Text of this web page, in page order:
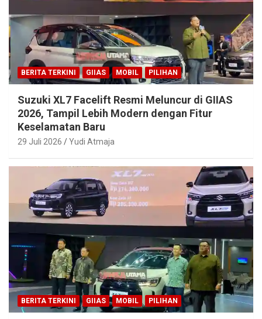
BERITA TERKINI GIIAS MOBIL PILIHAN
Suzuki XL7 Facelift Resmi Meluncur di GIIAS
2026, Tampil Lebih Modern dengan Fitur
Keselamatan Baru
29 Juli 2026 Yudi Atmaja
BERITA TERKINI GIIAS MOBIL PILIHAN